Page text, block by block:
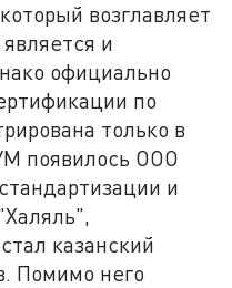
возглавляет
и
официально
по
только в
появилось ООО
и
казанский
Помимо него